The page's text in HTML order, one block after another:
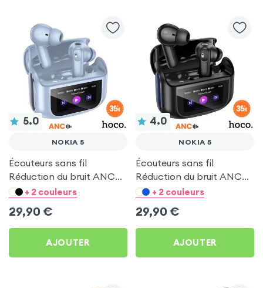
5.0
NOKIA 5
Écouteurs sans fil
Réduction du bruit ANC
ENC - Hoco Bleu pour
+ 2 couleurs
29,90 €
AJOUTER
4.0
NOKIA 5
Écouteurs sans fil
Réduction du bruit ANC
ENC - Hoco Noir pour
+ 2 couleurs
29,90 €
AJOUTER